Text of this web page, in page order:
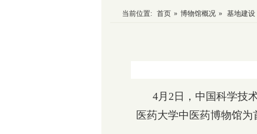
当前位置: 首页 » 博物馆概况 » 基地建设
4月2日，中国科学技
医药大学中医药博物馆为